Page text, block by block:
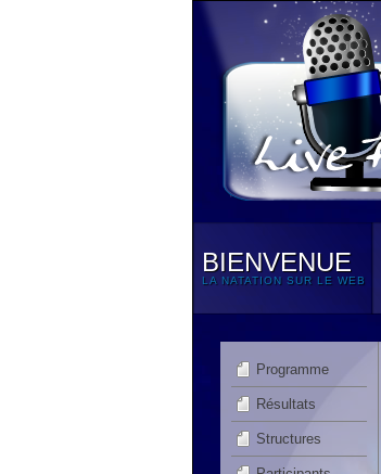
BIENVENUE
LA NATATION SUR LE WEB
Programme
Résultats
Structures